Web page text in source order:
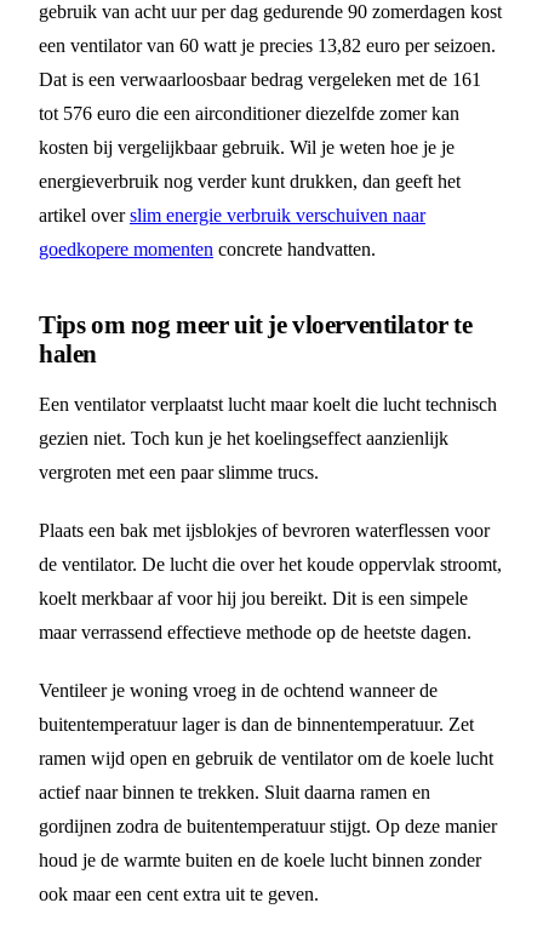
gebruik van acht uur per dag gedurende 90 zomerdagen kost
een ventilator van 60 watt je precies 13,82 euro per seizoen.
Dat is een verwaarloosbaar bedrag vergeleken met de 161
tot 576 euro die een airconditioner diezelfde zomer kan
kosten bij vergelijkbaar gebruik. Wil je weten hoe je je
energieverbruik nog verder kunt drukken, dan geeft het
artikel overslim energie verbruik verschuiven naar
goedkopere momenten concrete handvatten.
Tips om nog meer uit je vloerventilator te
halen
Een ventilator verplaatst lucht maar koelt die lucht technisch
gezien niet. Toch kun je het koelingseffect aanzienlijk
vergroten met een paar slimme trucs.
Plaats een bak met ijsblokjes of bevroren waterflessen voor
de ventilator. De lucht die over het koude oppervlak stroomt,
koelt merkbaar af voor hij jou bereikt. Dit is een simpele
maar verrassend effectieve methode op de heetste dagen.
Ventileer je woning vroeg in de ochtend wanneer de
buitentemperatuur lager is dan de binnentemperatuur. Zet
ramen wijd open en gebruik de ventilator om de koele lucht
actief naar binnen te trekken. Sluit daarna ramen en
gordijnen zodra de buitentemperatuur stijgt. Op deze manier
houd je de warmte buiten en de koele lucht binnen zonder
ook maar een cent extra uit te geven.